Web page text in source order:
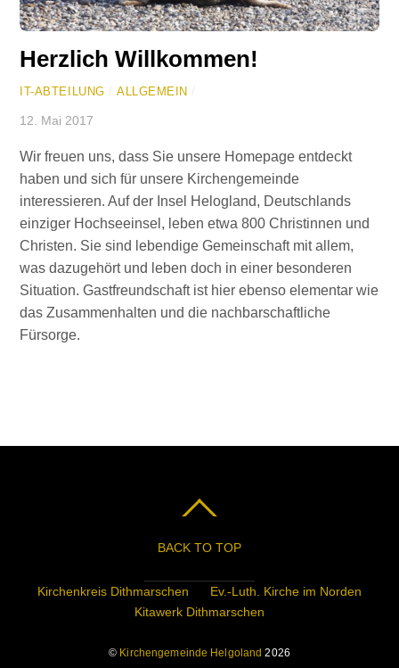
Herzlich Willkommen!
IT-ABTEILUNG ALLGEMEIN
12. Mai 2017
Wir freuen uns, dass Sie unsere Homepage entdeckt
haben und sich für unsere Kirchengemeinde
interessieren. Auf der Insel Helogland, Deutschlands
einziger Hochseeinsel, leben etwa 800 Christinnen und
Christen. Sie sind lebendige Gemeinschaft mit allem,
was dazugehört und leben doch in einer besonderen
Situation. Gastfreundschaft ist hier ebenso elementar wie
das Zusammenhalten und die nachbarschaftliche
Fürsorge.
BACK TO TOP
Kirchenkreis Dithmarschen
Ev.-Luth. Kirche im Norden
Kitawerk Dithmarschen
© Kirchengemeinde Helgoland 2026